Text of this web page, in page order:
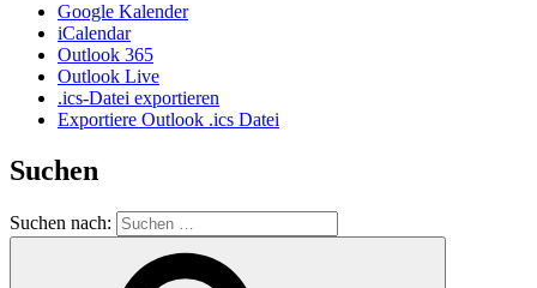
Google Kalender
iCalendar
Outlook 365
Outlook Live
.ics-Datei exportieren
Exportiere Outlook .ics Datei
Suchen
Suchen nach: